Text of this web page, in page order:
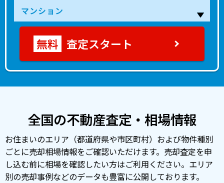
査定スタート
全国の不動産査定・相場情報
お住まいのエリア（都道府県や市区町村）および物件種別
ごとに売却相場情報をご確認いただけます。売却査定を申
し込む前に相場を確認したい方はご利用ください。エリア
別の売却事例などのデータも豊富に公開しております。